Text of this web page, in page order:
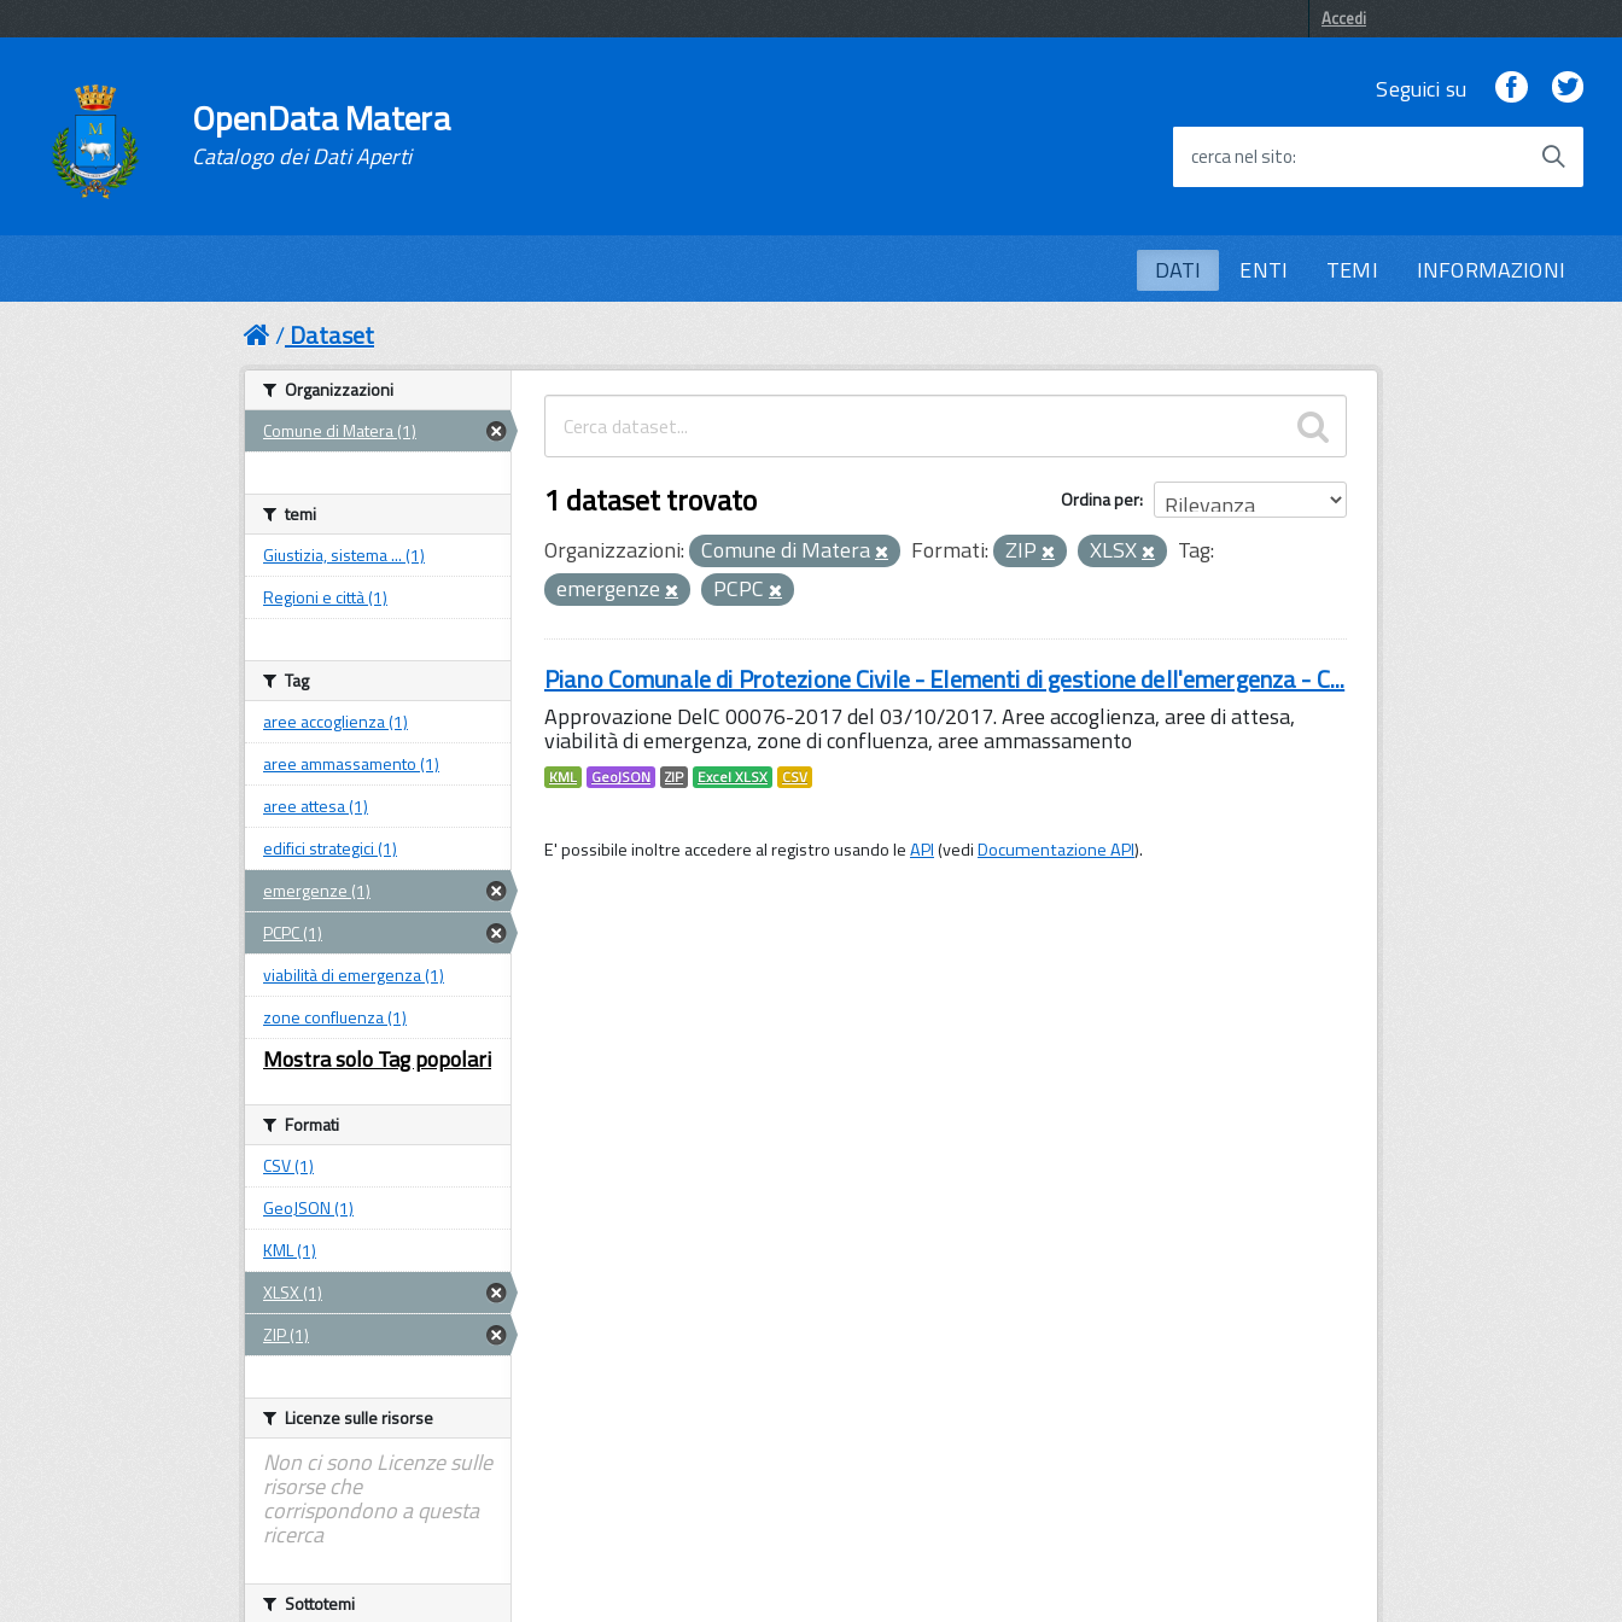
Accedi
OpenData Matera
Catalogo dei Dati Aperti
Seguici su Facebook
cerca nel sito
DATI ENTI TEMI INFORMAZIONI
Dataset
Ordina per
1 dataset trovato
Organizzazioni: Comune di Matera Formati: ZIP XLSX
Tag:
emergenze
PCPC
Piano Comunale di Protezione Civile - Elementi di gestione dell'emergenza - C...
Approvazione DelC 00076-2017 del 03/10/2017. Aree accoglienza, aree di attesa,
viabilità di emergenza, zone di confluenza, aree ammassamento
KML GeoJSON ZIP Excel XLSX CSV
E' possibile inoltre accedere al registro usando leAPI(vediDocumentazione API).
Organizzazioni
Comune di Matera (1)
temi
Giustizia, sistema ... (1)
Regioni e città (1)
Tag
aree accoglienza (1)
aree ammassamento (1)
aree attesa (1)
edifici strategici (1)
emergenze (1)
PCPC (1)
viabilità di emergenza (1)
zone confluenza (1)
Mostra solo Tag popolari
Formati
CSV (1)
GeoJSON (1)
KML (1)
XLSX (1)
ZIP (1)
Licenze sulle risorse
Non ci sono Licenze sulle
risorse che
corrispondono a questa
ricerca
Sottotemi